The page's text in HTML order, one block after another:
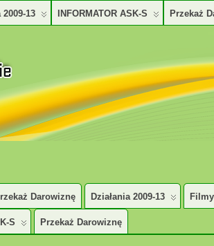
2009-13 INFORMATOR ASK-S Przekaż
– SPOŁECZNE
Darowiznę Działania 2009-13 Filmy
S Przekaż Darowiznę